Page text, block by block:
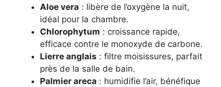
Aloe vera : libère de l’oxygène la nuit,
idéal pour la chambre.
Chlorophytum : croissance rapide,
efficace contre le monoxyde de carbone.
Lierre anglais : filtre moisissures, parfait
près de la salle de bain.
Palmier areca : humidifie l’air, bénéfique